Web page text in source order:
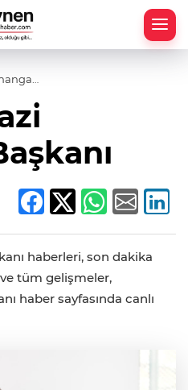
haberleri, son dakika
tüm gelişmeler,
haber sayfasında canlı